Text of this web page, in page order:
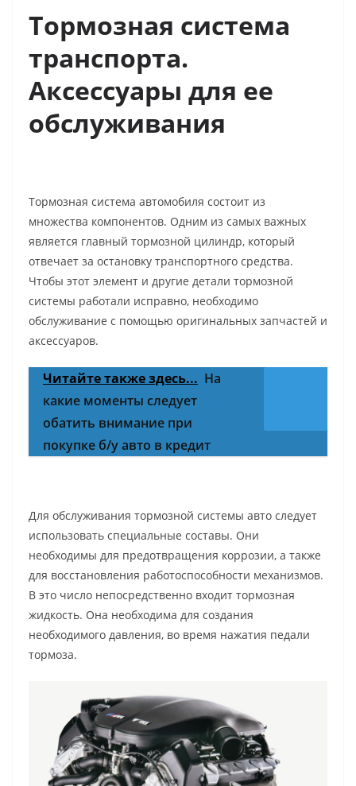
Тормозная система
транспорта.
Аксессуары для ее
обслуживания
Тормозная система автомобиля состоит из
множества компонентов. Одним из самых важных
является главный тормозной цилиндр, который
отвечает за остановку транспортного средства.
Чтобы этот элемент и другие детали тормозной
системы работали исправно, необходимо
обслуживание с помощью оригинальных запчастей и
аксессуаров.
Читайте также здесь... На
какие моменты следует
обатить внимание при
покупке б/у авто в кредит
Для обслуживания тормозной системы авто следует
использовать специальные составы. Они
необходимы для предотвращения коррозии, а также
для восстановления работоспособности механизмов.
В это число непосредственно входит тормозная
жидкость. Она необходима для создания
необходимого давления, во время нажатия педали
тормоза.